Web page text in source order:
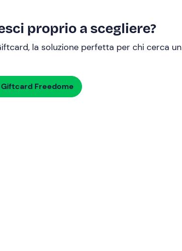
proprio a scegliere?
la soluzione perfetta per chi cerca un
Freedome